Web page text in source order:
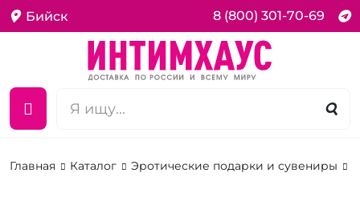
Бийск 8 (800) 301-70-69
Главная Каталог Эротические подарки и сувениры